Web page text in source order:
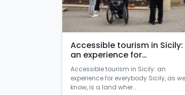
Accessible tourism in Sicily:
an experience for
everybody
Accessible tourism in Sicily: an
experience for everybody Sicily, as we
know, is a land wher…